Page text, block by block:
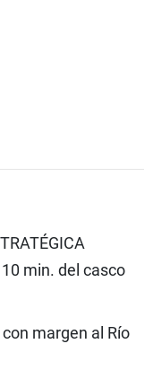
min. del casco
margen al Río